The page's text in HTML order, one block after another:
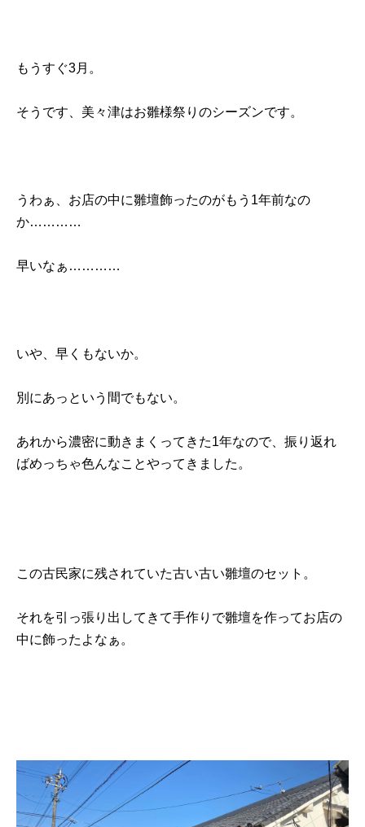
もうすぐ3月。
そうです、美々津はお雛様祭りのシーズンです。
うわぁ、お店の中に雛壇飾ったのがもう1年前なの
か…………
早いなぁ…………
いや、早くもないか。
別にあっという間でもない。
あれから濃密に動きまくってきた1年なので、振り返れ
ばめっちゃ色んなことやってきました。
この古民家に残されていた古い古い雛壇のセット。
それを引っ張り出してきて手作りで雛壇を作ってお店の
中に飾ったよなぁ。